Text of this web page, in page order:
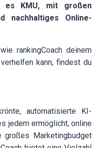
es KMU, mit großen
nachhaltiges Online-
rankingCoach deinem
kann, findest du
automatisierte KI-
jedem ermöglicht, online
Marketingbudget